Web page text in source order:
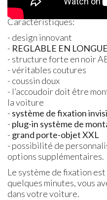
Caractéristiques:
- design innovant
- REGLABLE EN
- structure forte en noir
- véritables coutures
- coussin doux
- l’accoudoir doit être
la voiture
- système de fixation
- plug-in système de
- grand porte-objet XXL
- possibilité de
options supplémentaires.
Le système de fixation
quelques minutes, vous
dans votre voiture.